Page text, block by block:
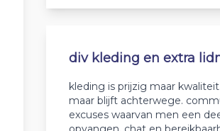
div kleding en extra
kleding is prijzig maar
maar blijft achterwege.
excuses waarvan men een